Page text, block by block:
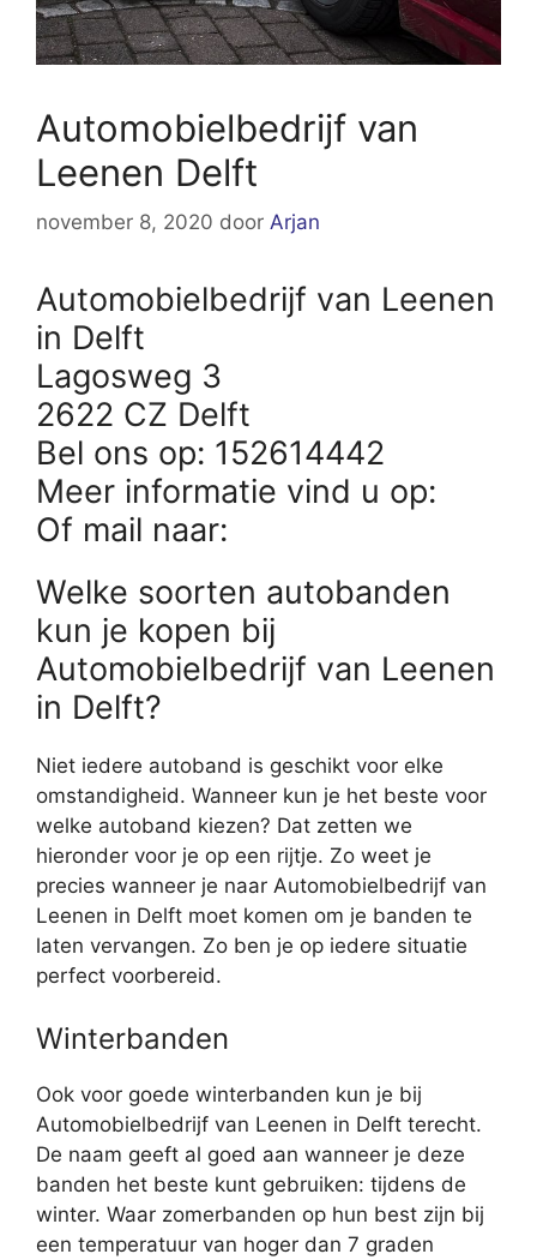
Automobielbedrijf van
Leenen Delft
november 8, 2020 door Arjan
Automobielbedrijf van Leenen
in Delft
Lagosweg 3
2622 CZ Delft
Bel ons op: 152614442
Meer informatie vind u op:
Of mail naar:
Welke soorten autobanden
kun je kopen bij
Automobielbedrijf van Leenen
in Delft?
Niet iedere autoband is geschikt voor elke
omstandigheid. Wanneer kun je het beste voor
welke autoband kiezen? Dat zetten we
hieronder voor je op een rijtje. Zo weet je
precies wanneer je naar Automobielbedrijf van
Leenen in Delft moet komen om je banden te
laten vervangen. Zo ben je op iedere situatie
perfect voorbereid.
Winterbanden
Ook voor goede winterbanden kun je bij
Automobielbedrijf van Leenen in Delft terecht.
De naam geeft al goed aan wanneer je deze
banden het beste kunt gebruiken: tijdens de
winter. Waar zomerbanden op hun best zijn bij
een temperatuur van hoger dan 7 graden